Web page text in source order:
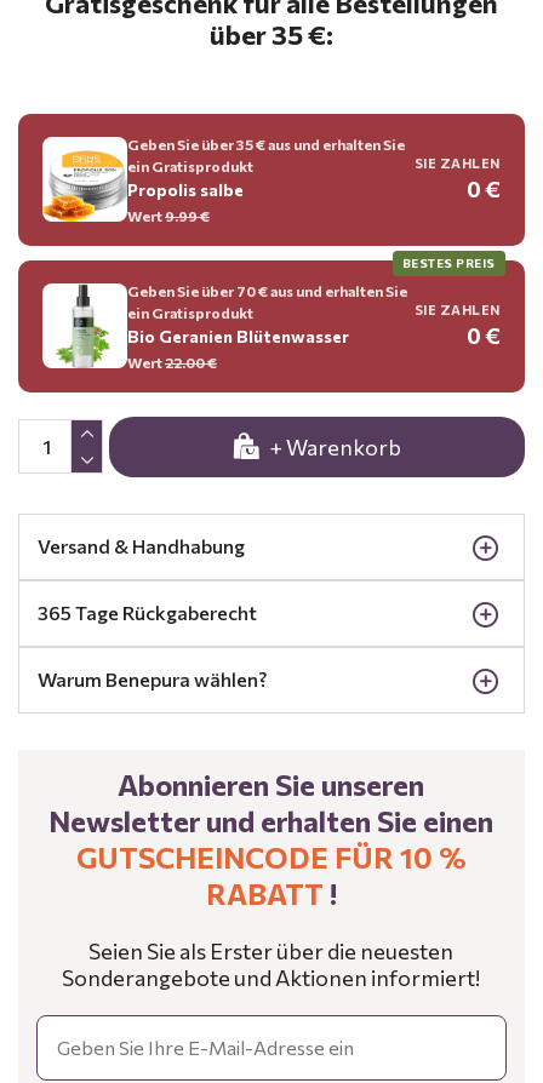
+ Warenkorb
über 35 €:
Geben Sie über 35 € aus und erhalten Sie
ein Gratisprodukt
Propolis salbe
Wert9.99 €
SIE ZAHLEN
0 €
BESTES PREIS
Geben Sie über 70 € aus und erhalten Sie
ein Gratisprodukt
Bio Geranien Blütenwasser
Wert22.00 €
SIE ZAHLEN
0 €
Versand & Handhabung
365 Tage Rückgaberecht
Warum Benepura wählen?
Abonnieren Sie unseren
Newsletter und erhalten Sie einen
GUTSCHEINCODE FÜR 10 %
RABATT !
Seien Sie als Erster über die neuesten
Sonderangebote und Aktionen informiert!
Email